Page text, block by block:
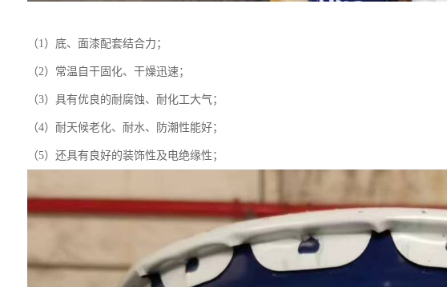
（1）底、面漆配套结合力；
（2）常温自干固化、干燥迅速；
（3）具有优良的耐腐蚀、耐化工大气；
（4）耐天候老化、耐水、防潮性能好；
（5）还具有良好的装饰性及电绝缘性；